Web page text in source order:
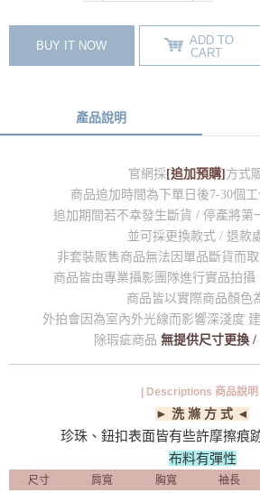
BUY IT NOW
ADD TO
CART
產品說明
官網採[追加預購]方式
商品追加時間為下單日後7-30個
追加期間若不幸發生斷貨 / 停產將第
並可採更換款式 / 退款
非套裝販售商品無法因單品斷貨而
商品皆由專業攝影團隊進行實品拍攝
商品皆以實際商品顏色
外拍會因為室內外光線而影響深淺度
除瑕疵商品 無提供尺寸更換 /
| Descriptions 商品說明
► 洗 滌 方 式 ◄
珍珠、鈕扣表面皆有些許摩擦痕
布料有彈性
尺寸 肩寬 胸寬 袖長